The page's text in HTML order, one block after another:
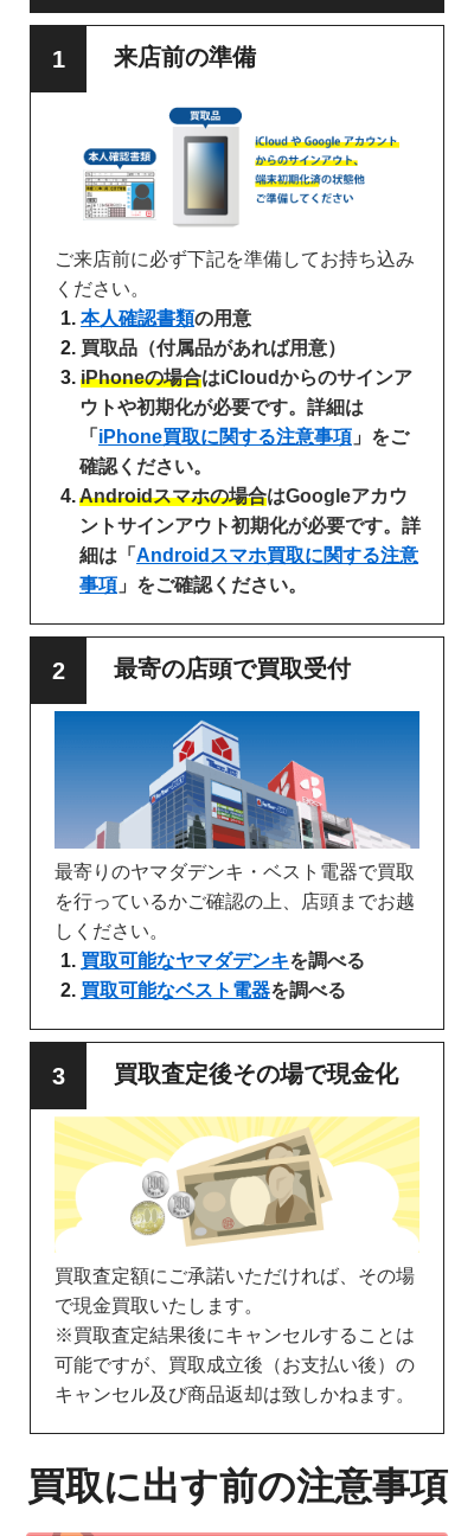
来店前の準備
ご来店前に必ず下記を準備してお持ち込み
ください。
本人確認書類の用意
買取品（付属品があれば用意）
iPhoneの場合はiCloudからのサインア
ウトや初期化が必要です。詳細は
「 iPhone買取に関する注意事項 」をご
確認ください。
Androidスマホの場合はGoogleアカウ
ントサインアウト初期化が必要です。詳
細は「 Androidスマホ買取に関する注意
事項 」をご確認ください。
最寄の店頭で買取受付
最寄りのヤマダデンキ・ベスト電器で買取
を行っているかご確認の上、店頭までお越
しください。
買取可能なヤマダデンキを調べる
買取可能なベスト電器を調べる
買取査定後その場で現金化
買取査定額にご承諾いただければ、その場
で現金買取いたします。
※買取査定結果後にキャンセルすることは
可能ですが、買取成立後（お支払い後）の
キャンセル及び商品返却は致しかねます。
買取に出す前の注意事項